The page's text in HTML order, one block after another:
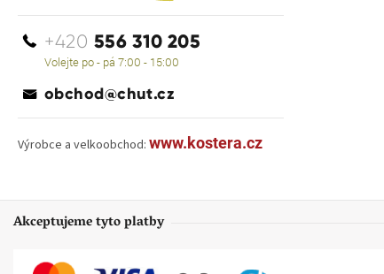
+420 556 310 205
Volejte po - pá 7:00 - 15:00
obchod@chut.cz
Výrobce a velkoobchod: www.kostera.cz
Akceptujeme tyto platby